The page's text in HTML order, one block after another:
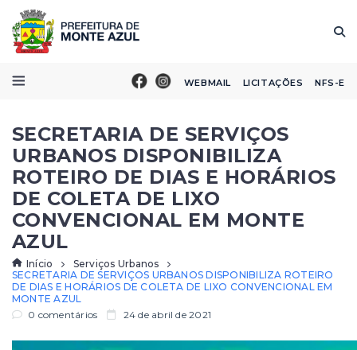
WEBMAIL LICITAÇÕES NFS-E
SECRETARIA DE SERVIÇOS
URBANOS DISPONIBILIZA
ROTEIRO DE DIAS E HORÁRIOS
DE COLETA DE LIXO
CONVENCIONAL EM MONTE
AZUL
Início
Serviços Urbanos
SECRETARIA DE SERVIÇOS URBANOS DISPONIBILIZA ROTEIRO
DE DIAS E HORÁRIOS DE COLETA DE LIXO CONVENCIONAL EM
MONTE AZUL
0 comentários
24 de abril de 2021